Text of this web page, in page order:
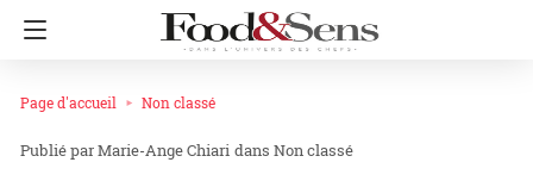
Page d'accueil Non classé
Marie-Ange Chiari dans Non classé